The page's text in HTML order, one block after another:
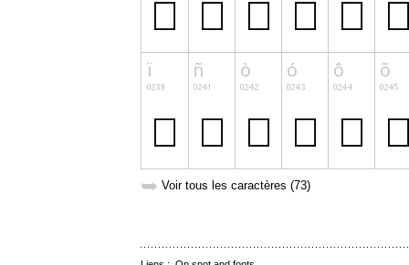
➥ Voir tous les caractères (73)